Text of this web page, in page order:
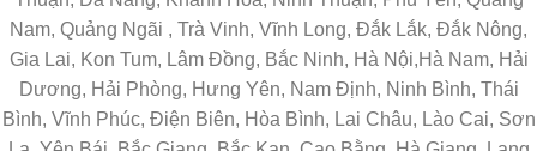
Nam, Quảng Ngãi , Trà Vinh, Vĩnh Long, Đắk Lắk, Đắk Nông,
Gia Lai, Kon Tum, Lâm Đồng, Bắc Ninh, Hà Nội,Hà Nam, Hải
Dương, Hải Phòng, Hưng Yên, Nam Định, Ninh Bình, Thái
Bình, Vĩnh Phúc, Điện Biên, Hòa Bình, Lai Châu, Lào Cai, Sơn